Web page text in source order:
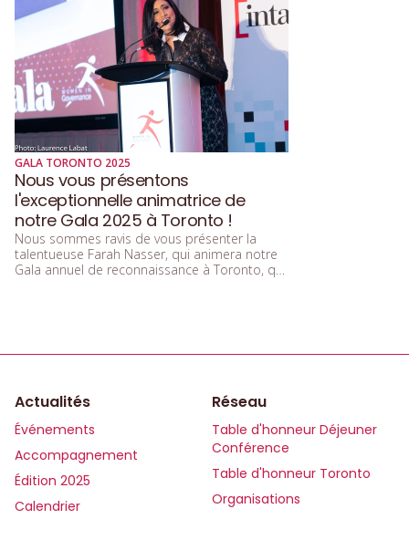
GALA TORONTO 2025
Nous vous présentons
l'exceptionnelle animatrice de
notre Gala 2025 à Toronto !
Nous sommes ravis de vous présenter la
talentueuse Farah Nasser, qui animera notre
Gala annuel de reconnaissance à Toronto, qui
Actualités
Événements
Accompagnement
Édition 2025
Calendrier
Réseau
Table d'honneur Déjeuner
Conférence
Table d'honneur Toronto
Organisations